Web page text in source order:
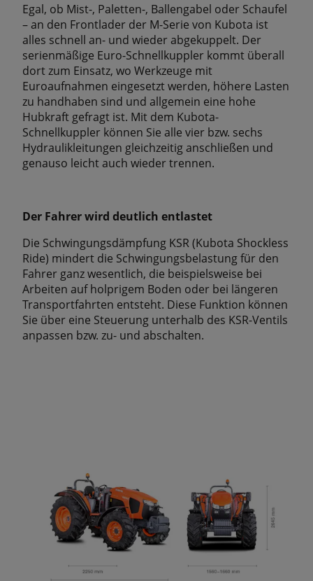
Egal, ob Mist-, Paletten-, Ballengabel oder Schaufel
– an den Frontlader der M-Serie von Kubota ist
alles schnell an- und wieder abgekuppelt. Der
serienmäßige Euro-Schnellkuppler kommt überall
dort zum Einsatz, wo Werkzeuge mit
Euroaufnahmen eingesetzt werden, höhere Lasten
zu handhaben sind und allgemein eine hohe
Hubkraft gefragt ist. Mit dem Kubota-
Schnellkuppler können Sie alle vier bzw. sechs
Hydraulikleitungen gleichzeitig anschließen und
genauso leicht auch wieder trennen.
Der Fahrer wird deutlich entlastet
Die Schwingungsdämpfung KSR (Kubota Shockless
Ride) mindert die Schwingungsbelastung für den
Fahrer ganz wesentlich, die beispielsweise bei
Arbeiten auf holprigem Boden oder bei längeren
Transportfahrten entsteht. Diese Funktion können
Sie über eine Steuerung unterhalb des KSR-Ventils
anpassen bzw. zu- und abschalten.